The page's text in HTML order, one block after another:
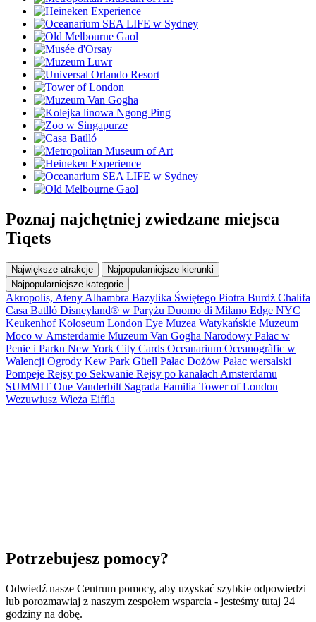
Poznaj najchętniej zwiedzane miejsca
Tiqets
Największe atrakcje
Najpopularniejsze kierunki
Najpopularniejsze kategorie
Akropolis, Ateny Alhambra Bazylika Świętego Piotra Burdż Chalifa
Casa Batlló Disneyland® w Paryżu Duomo di Milano Edge NYC
KeukenhofKoloseum London Eye Muzea Watykańskie Muzeum
Moco w Amsterdamie Muzeum Van Gogha Narodowy Pałac w
Penie i Parku New York City Cards Oceanarium Oceanogràfic w
Walencji Ogrody Kew Park Güell Pałac Dożów Pałac wersalski
Pompeje Rejsy po Sekwanie Rejsy po kanałach Amsterdamu
SUMMIT One Vanderbilt Sagrada Familia Tower of London
Wezuwiusz Wieża Eiffla
Potrzebujesz pomocy?
Odwiedź nasze Centrum pomocy, aby uzyskać szybkie odpowiedzi
lub porozmawiaj z naszym zespołem wsparcia - jesteśmy tutaj 24
godziny na dobę.